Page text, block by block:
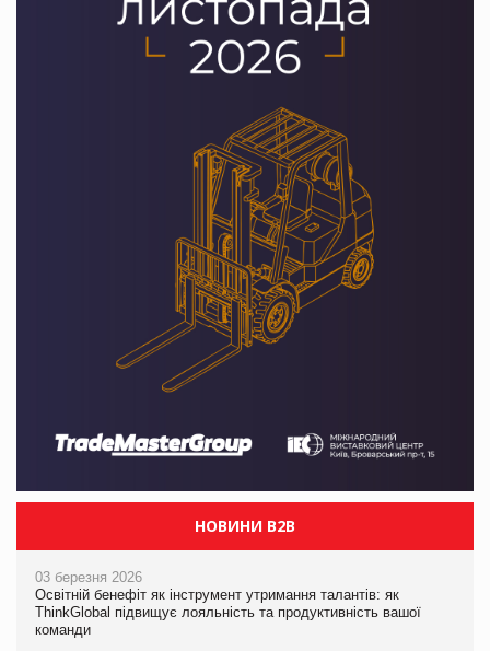
НОВИНИ B2B
03 березня 2026
Освітній бенефіт як інструмент утримання талантів: як
ThinkGlobal підвищує лояльність та продуктивність вашої
команди